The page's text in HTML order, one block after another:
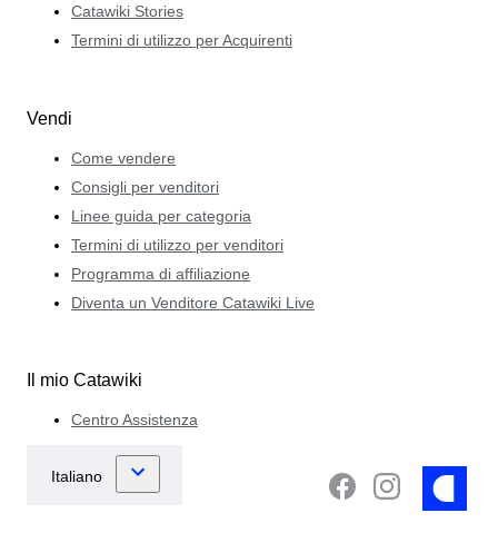
Catawiki Stories
Termini di utilizzo per Acquirenti
Vendi
Come vendere
Consigli per venditori
Linee guida per categoria
Termini di utilizzo per venditori
Programma di affiliazione
Diventa un Venditore Catawiki Live
Il mio Catawiki
Centro Assistenza